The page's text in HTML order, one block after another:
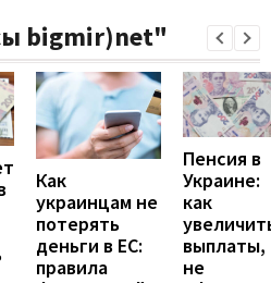
bigmir)net"
Как
украинцам не
потерять
деньги в ЕС:
правила
Пенсия в
Украине:
как
выплаты,
не